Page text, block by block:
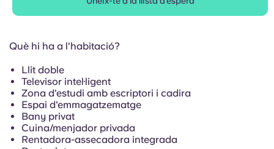
Català
French
Portuguese
Què hi ha a l'habitació?
Llit doble
Televisor intel·ligent
Zona d'estudi amb escriptori i cadira
Espai d'emmagatzematge
Bany privat
Cuina/menjador privada
Rentadora-assecadora integrada